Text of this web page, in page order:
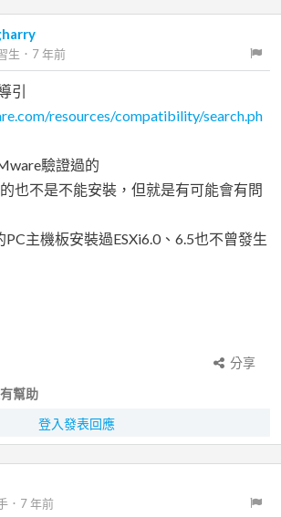
生 ． 7 年前
引
resources/compatibility/search.ph
驗證過的
也不是不能安裝，但就是有可能會有問
主機板安裝過ESXi6.0、6.5也不曾發生
分享
幫助
登入發表回應
． 7 年前